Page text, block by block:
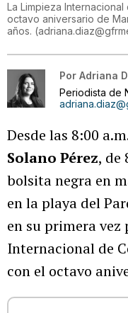
La Limpieza
octavo aniversario de
años. (
Por Adriana
Periodista de
Desde las 8:00
Solano Pérez, de
bolsita negra en
en la playa del
en su primera
Internacional de
con el octavo